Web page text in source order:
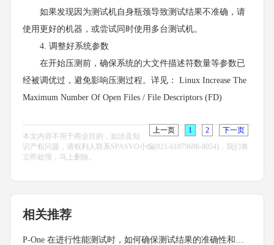
如果发现因为测试机自身瓶颈导致测试结果不准确，请
使用更好的机器，或尝试同时使用多台测试机。
4. 调整好系统参数
在开始压测前，确保系统的大文件描述符数量等参数已
经被调优过，避免影响压测过程。详见： Linux Increase The
Maximum Number Of Open Files / File Descriptors (FD)
上一页 1 2 下一页
本文内容不用于商业目的，如涉及知
识产权问题，请权利人联系SPASVO小编(021-61079698-8054)，我们将
立即处理，马上删除。
相关推荐
P-One 在进行性能测试时，如何确保测试结果的准确性和可靠性？